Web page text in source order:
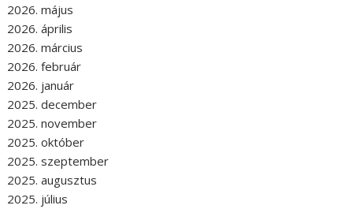
2026. május
2026. április
2026. március
2026. február
2026. január
2025. december
2025. november
2025. október
2025. szeptember
2025. augusztus
2025. július